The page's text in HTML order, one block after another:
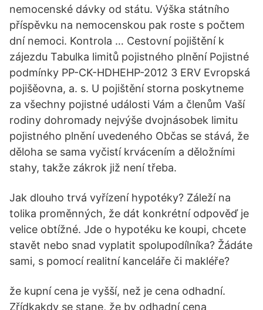
nemocenské dávky od státu. Výška státního
příspěvku na nemocenskou pak roste s počtem
dní nemoci. Kontrola … Cestovní pojištění k
zájezdu Tabulka limitů pojistného plnění Pojistné
podmínky PP-CK-HDHEHP-2012 3 ERV Evropská
pojišěovna, a. s. U pojištění storna poskytneme
za všechny pojistné události Vám a členům Vaší
rodiny dohromady nejvýše dvojnásobek limitu
pojistného plnění uvedeného Občas se stává, že
děloha se sama vyčistí krvácením a děložními
stahy, takže zákrok již není třeba.
Jak dlouho trvá vyřízení hypotéky? Záleží na
tolika proměnných, že dát konkrétní odpověď je
velice obtížné. Jde o hypotéku ke koupi, chcete
stavět nebo snad vyplatit spolupodílníka? Žádáte
sami, s pomocí realitní kanceláře či makléře?
že kupní cena je vyšší, než je cena odhadní.
Zřídkakdy se stane, že by odhadní cena